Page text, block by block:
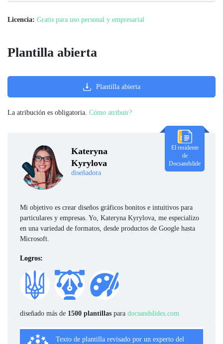
Licencia: Gratis para uso personal y empresarial
Kateryna
Kyrylova
diseñadora
El residente
de
Docsandslide
Mi objetivo es crear diseños gráficos bonitos e intuitivos para
particulares y empresas. Yo, Kateryna Kyrylova, me especializo
en una variedad de formatos, desde productos de Google hasta
Microsoft.
Logros:
diseñado más de 1500 plantillas para docsandslides.com
Texto de plantilla revisado por un experto del
Plantilla abierta
Plantilla abierta
La atribución es obligatoria. Cómo atribuir?